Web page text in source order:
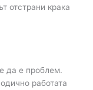
отстрани крака
да е проблем.
работата